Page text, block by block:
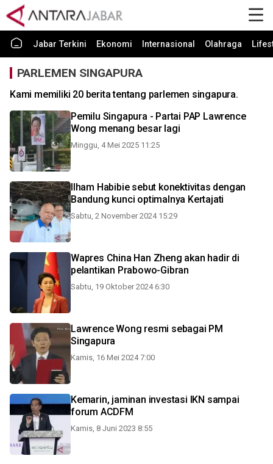
Jabar Terkini Ekonomi Internasional Olahraga
PARLEMEN SINGAPURA
Kami memiliki 20 berita tentang parlemen singapura.
Pemilu Singapura - Partai PAP Lawrence
Wong menang besar lagi
Minggu, 4 Mei 2025 11:25
Ilham Habibie sebut konektivitas dengan
Bandung kunci optimalnya Kertajati
Sabtu, 2 November 2024 15:29
Wapres China Han Zheng akan hadir di
pelantikan Prabowo-Gibran
Sabtu, 19 Oktober 2024 6:30
Lawrence Wong resmi sebagai PM
Singapura
Kamis, 16 Mei 2024 7:00
Kemarin, jaminan investasi IKN sampai
forum ACDFM
Kamis, 8 Juni 2023 8:55